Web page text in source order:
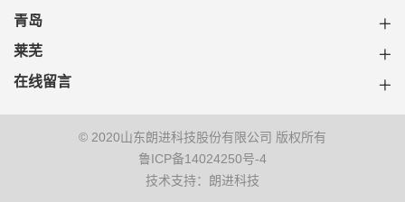
青岛
莱芜
在线留言
© 2020山东朗进科技股份有限公司 版权所有
鲁ICP备14024250号-4
技术支持：朗进科技